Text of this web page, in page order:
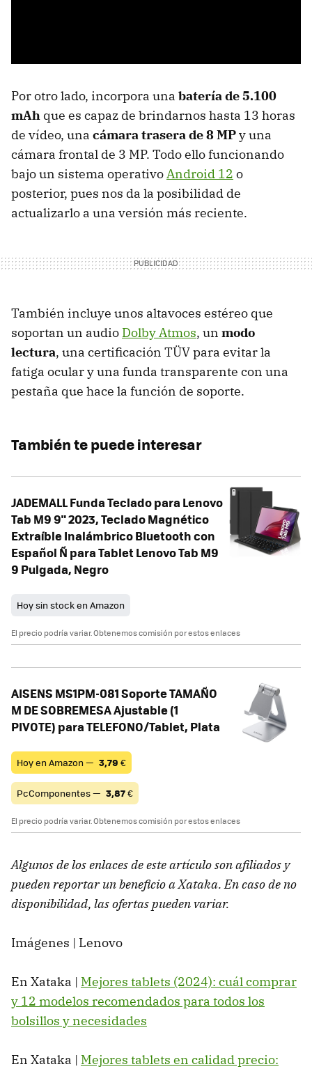
Por otro lado, incorpora una batería de 5.100
mAh que es capaz de brindarnos hasta 13 horas
de vídeo, una cámara trasera de 8 MPy una
cámara frontal de 3 MP. Todo ello funcionando
bajo un sistema operativoAndroid 12 o
posterior, pues nos da la posibilidad de
actualizarlo a una versión más reciente.
También incluye unos altavoces estéreo que
soportan un audio Dolby Atmos, un modo
lectura, una certificación TÜV para evitar la
fatiga ocular y una funda transparente con una
pestaña que hace la función de soporte.
También te puede interesar
JADEMALL Funda Teclado para Lenovo
Tab M9 9" 2023, Teclado Magnético
Extraíble Inalámbrico Bluetooth con
Español Ñ para Tablet Lenovo Tab M9
9 Pulgada, Negro
Hoy sin stock en Amazon
El precio podría variar. Obtenemos comisión por estos enlaces
AISENS MS1PM-081 Soporte TAMAÑO
M DE SOBREMESA Ajustable (1
PIVOTE) para TELEFONO/Tablet, Plata
Hoy en Amazon — 3,79 €
PcComponentes — 3,87€
El precio podría variar. Obtenemos comisión por estos enlaces
Algunos de los enlaces de este artículo son afiliados y
pueden reportar un beneficio a Xataka. En caso de no
disponibilidad, las ofertas pueden variar.
Imágenes | Lenovo
En Xataka | Mejores tablets (2024): cuál comprar
y 12 modelos recomendados para todos los
bolsillos y necesidades
En Xataka | Mejores tablets en calidad precio: